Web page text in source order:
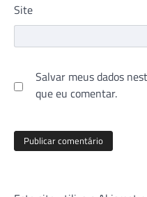
Site
Salvar meus dados
que eu comentar.